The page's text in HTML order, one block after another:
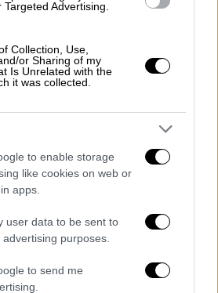
Advertising.
Collection, Use,
or Sharing of my
Is Unrelated with the
it was collected.
to enable storage
like cookies on web or
apps.
user data to be sent to
purposes.
to send me
15:52
σε
κατηγορεί ότι
και δίνει
δημοσιογράφους
καταγραφές στα
σημειώνεται τη μοιραία
έφυγε από τη ζωή,και
2 η ώρα το μεσημέρι όπου